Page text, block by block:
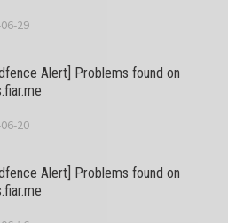
29
Alert] Problems found on
20
Alert] Problems found on